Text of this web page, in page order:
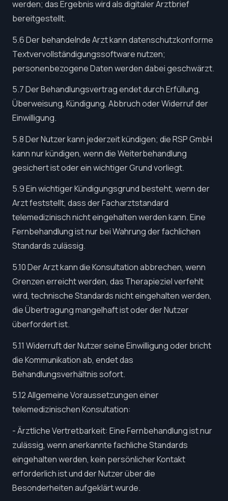
werden; das Ergebnis wird als digitaler Arztbrief
bereitgestellt.
5.6 Der behandelnde Arzt kann datenschutzkonforme
Textvervollständigungssoftware nutzen;
personenbezogene Daten werden dabei geschwärzt.
5.7 Der Behandlungsvertrag endet durch Erfüllung,
Überweisung, Kündigung, Abbruch oder Widerruf der
Einwilligung.
5.8 Der Nutzer kann jederzeit kündigen; die RSP GmbH
kann nur kündigen, wenn die Weiterbehandlung
gesichert ist oder ein wichtiger Grund vorliegt.
5.9 Ein wichtiger Kündigungsgrund besteht, wenn der
Arzt feststellt, dass der Facharztstandard
telemedizinisch nicht eingehalten werden kann. Eine
Fernbehandlung ist nur bei Wahrung der fachlichen
Standards zulässig.
5.10 Der Arzt kann die Konsultation abbrechen, wenn
Grenzen erreicht werden, das Therapieziel verfehlt
wird, technische Standards nicht eingehalten werden,
die Übertragung mangelhaft ist oder der Nutzer
überfordert ist.
5.11 Widerruft der Nutzer seine Einwilligung oder bricht
die Kommunikation ab, endet das
Behandlungsverhältnis sofort.
5.12 Allgemeine Voraussetzungen einer
telemedizinischen Konsultation:
- Ärztliche Vertretbarkeit: Eine Fernbehandlung ist nur
zulässig, wenn anerkannte fachliche Standards
eingehalten werden, kein persönlicher Kontakt
erforderlich ist und der Nutzer über die
Besonderheiten aufgeklärt wurde.